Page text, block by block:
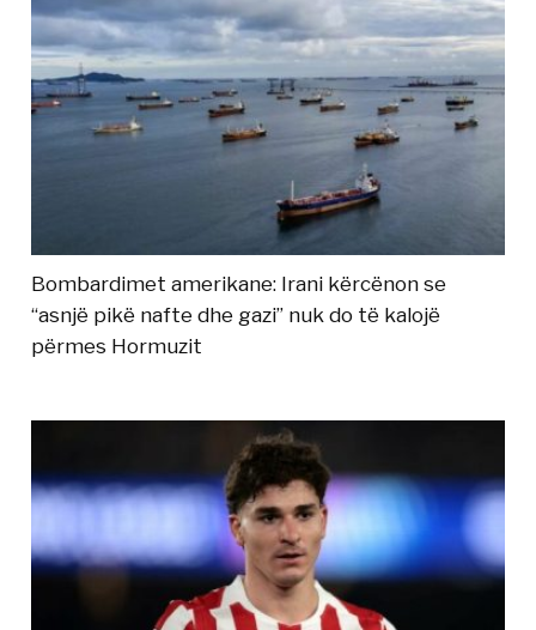
Bombardimet amerikane: Irani kërcënon se
“asnjë pikë nafte dhe gazi” nuk do të kalojë
përmes Hormuzit